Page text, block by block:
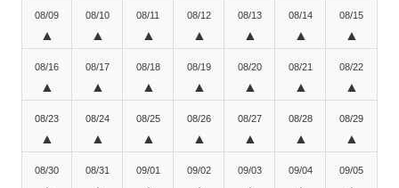
08/09
▲
08/10
▲
08/11
▲
08/12
▲
08/13
▲
08/14
▲
08/15
▲
08/16
▲
08/17
▲
08/18
▲
08/19
▲
08/20
▲
08/21
▲
08/22
▲
08/23
▲
08/24
▲
08/25
▲
08/26
▲
08/27
▲
08/28
▲
08/29
▲
08/30 08/31 09/01 09/02 09/03 09/04 09/05